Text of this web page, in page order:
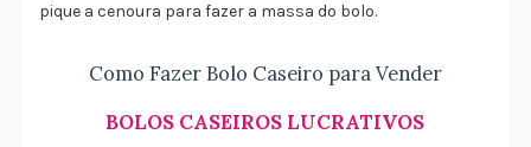
pique a cenoura para fazer a massa do bolo.
Como Fazer Bolo Caseiro para Vender
BOLOS CASEIROS LUCRATIVOS